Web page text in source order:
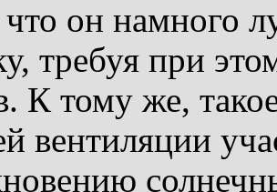
что он намного
требуя при
К тому же,
вентиляции